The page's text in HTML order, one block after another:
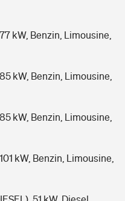
kW, Benzin, Limousine,
kW, Benzin, Limousine,
kW, Benzin, Limousine,
kW, Benzin, Limousine,